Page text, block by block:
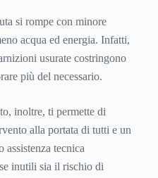
si rompe con minore
acqua ed energia. Infatti,
usurate costringono
più del necessario.
inoltre, ti permette di
alla portata di tutti e un
assistenza tecnica
inutili sia il rischio di